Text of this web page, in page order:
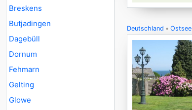
Breskens
Butjadingen
Dagebüll
Dornum
Fehmarn
Gelting
Glowe
Deutschland Ostsee